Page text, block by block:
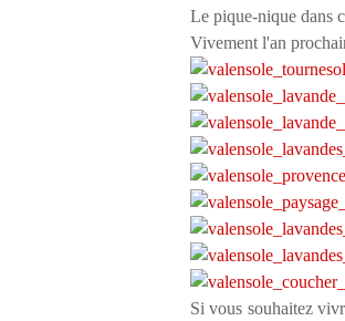
Le pique-nique dans
Vivement l'an
Si vous souhaitez